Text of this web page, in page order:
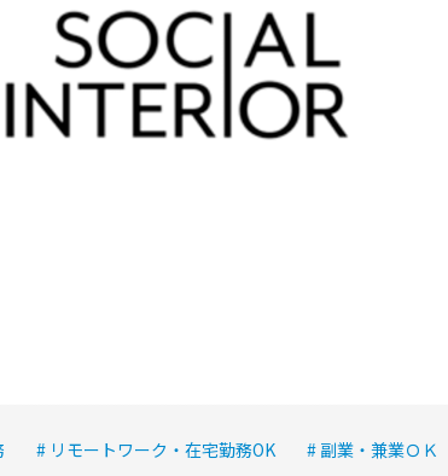
# リモートワーク・在宅勤務OK # 副業・兼業ＯＫ